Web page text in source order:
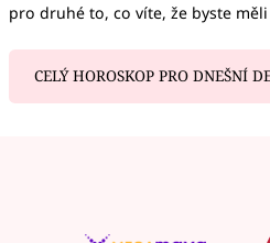
pro druhé to, co víte, že byste
CELÝ HOROSKOP PRO DNEŠNÍ